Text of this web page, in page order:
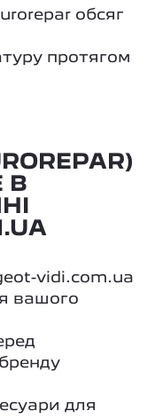
обсяг
протягом
В
vidi.com.ua
вашого
для